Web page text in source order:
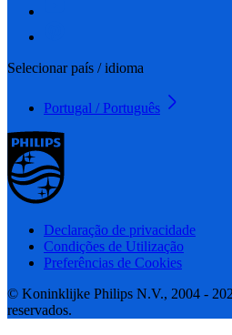
Selecionar país / idioma
Portugal / Português
Declaração de privacidade
Condições de Utilização
Preferências de Cookies
© Koninklijke Philips N.V., 2004 -
reservados.